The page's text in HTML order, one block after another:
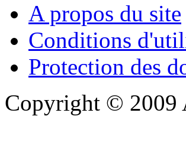
A propos du site
Conditions
Protection des
Copyright © 2009